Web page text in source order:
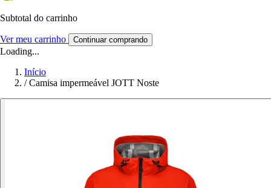
Subtotal do carrinho
Ver meu carrinho Continuar comprando
Loading...
Início
/ Camisa impermeável JOTT Noste